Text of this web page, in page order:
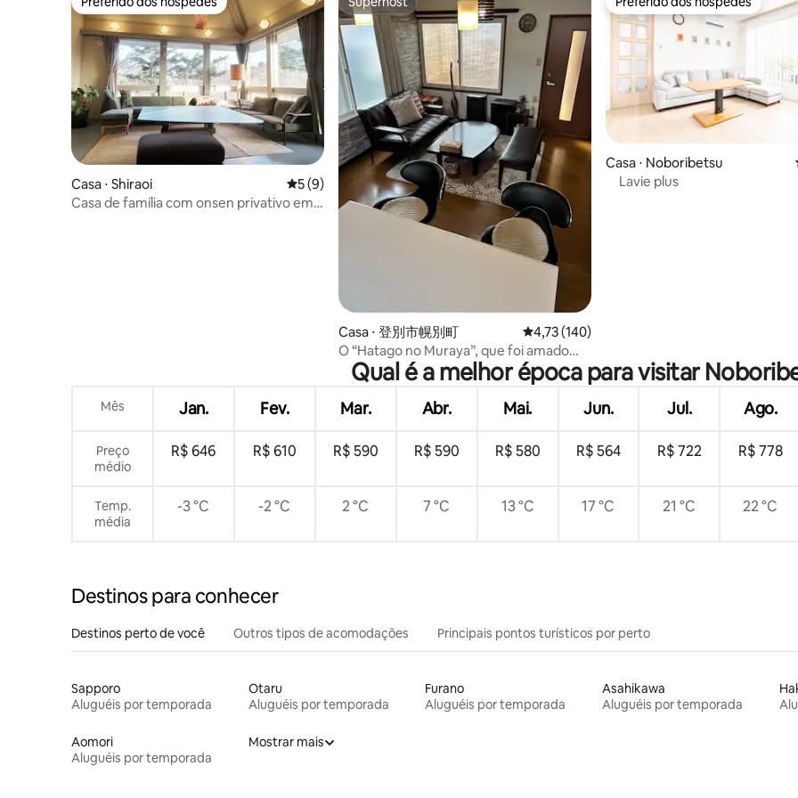
Preferido dos hóspedes
Casa ⋅ Shiraoi 5 de uma avaliação média de 5, 9 avaliações
5 (9)
Casa de família com onsen privativo em
Superhost
Casa ⋅ 登別市幌別町 4,73 de uma avaliação média de 5, 140
4,73 (140)
O “Hatago no Muraya”, que foi amado
por muitas pessoas, reabrirá como um
espaço totalmente privativo. *Todos os
quartos são para não fumantes!
Preferido dos hóspedes
Casa ⋅ Noboribetsu
Lavie plus
Qual é a melhor época para visitar
Mês Jan. Fev. Mar. Abr. Mai. Jun. Jul. Ago.
Preço
médio
R$ 646 R$ 610 R$ 590 R$ 590 R$ 580 R$ 564 R$ 722 R$ 778
Temp.
média
-3 °C -2 °C 2 °C 7 °C 13 °C 17 °C 21 °C 22 °C
Destinos para conhecer
Destinos perto de você Outros tipos de acomodações Principais pontos turísticos por perto
Sapporo
Aluguéis por temporada
Otaru
Aluguéis por temporada
Furano
Aluguéis por temporada
Asahikawa
Aluguéis por temporada
Aomori
Aluguéis por temporada
Mostrar mais